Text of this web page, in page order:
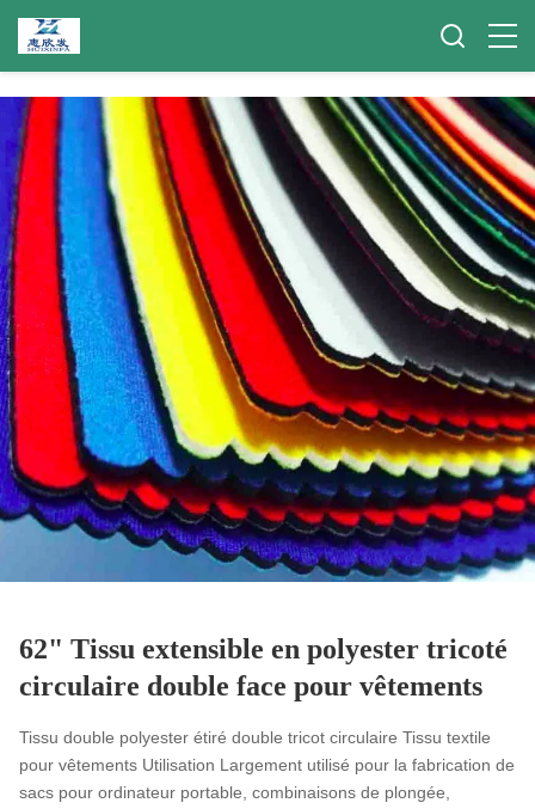
62" Tissu extensible en polyester tricoté
circulaire double face pour vêtements
Tissu double polyester étiré double tricot circulaire Tissu textile
pour vêtements Utilisation Largement utilisé pour la fabrication de
sacs pour ordinateur portable, combinaisons de plongée,